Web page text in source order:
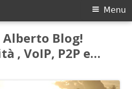
Alberto Blog!
, VoIP, P2P e…
Menu